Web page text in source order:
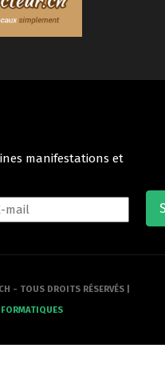
manifestations et
- TOUS DROITS RÉSERVÉS |